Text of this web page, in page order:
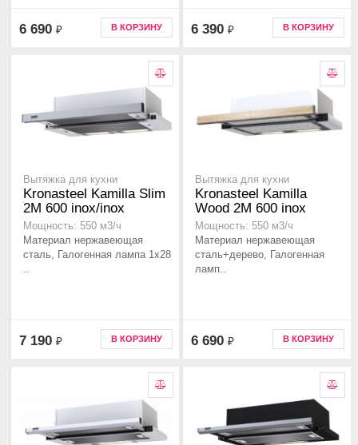
6 690 ₽ В КОРЗИНУ 6 390 ₽ В КОРЗИНУ
Вытяжка для кухни
Kronasteel Kamilla Slim
2M 600 inox/inox
Мощность: 550 м3/ч
Материал нержавеющая
сталь, Галогенная лампа 1x28
..
7 190 ₽ В КОРЗИНУ
Вытяжка для кухни
Kronasteel Kamilla
Wood 2M 600 inox
Мощность: 550 м3/ч
Материал нержавеющая
сталь+дерево, Галогенная
ламп..
6 690 ₽ В КОРЗИНУ